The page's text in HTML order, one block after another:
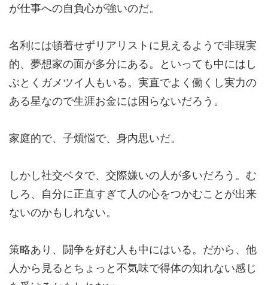
が仕事への自負心が強いのだ。
名利には頓着せずリアリストに見えるようで非現実
的、夢想家の面が多分にある。といっても中にはし
ぶとくガメツイ人もいる。実直でよく働くし実力の
ある星なので生涯お金には困らないだろう。
家庭的で、子煩悩で、 身内思いだ。
しかし社交ベタ で、交際嫌いの人が多いだろう。む
しろ、 自分に正直すぎて 人の心をつかむことが出来
ないのかもしれない。
策略あり、闘争を好む人も中にはいる。だから、他
人から見ると ちょっと不気味で得体の知れない感じ